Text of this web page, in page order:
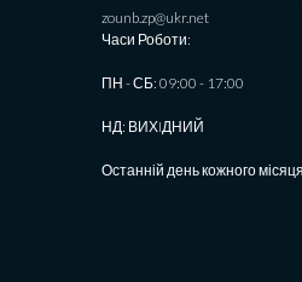
zounb.zp@ukr.net
Часи Роботи:
ПН - СБ: 09:00 - 17:00
НД: ВИХIДНИЙ
Останній день кожного